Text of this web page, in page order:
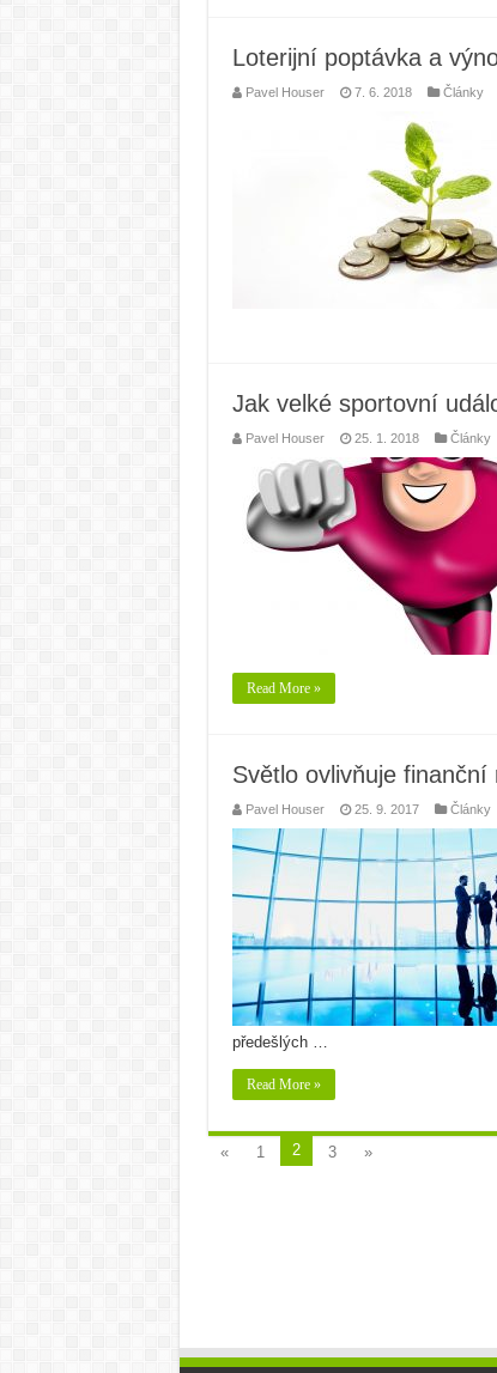
Loterijní poptávka a
Pavel Houser 7. 6. 2018 Články
Jak velké sportovní
Pavel Houser 25. 1. 2018 Články
Read More »
Světlo ovlivňuje finanční
Pavel Houser 25. 9. 2017 Články
předešlých …
Read More »
« 1 2 3 »